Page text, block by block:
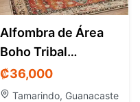
Alfombra de Área
Boho Tribal
152x213 cm –
Lavable - Tamarindo
₡36,000
Tamarindo, Guanacaste